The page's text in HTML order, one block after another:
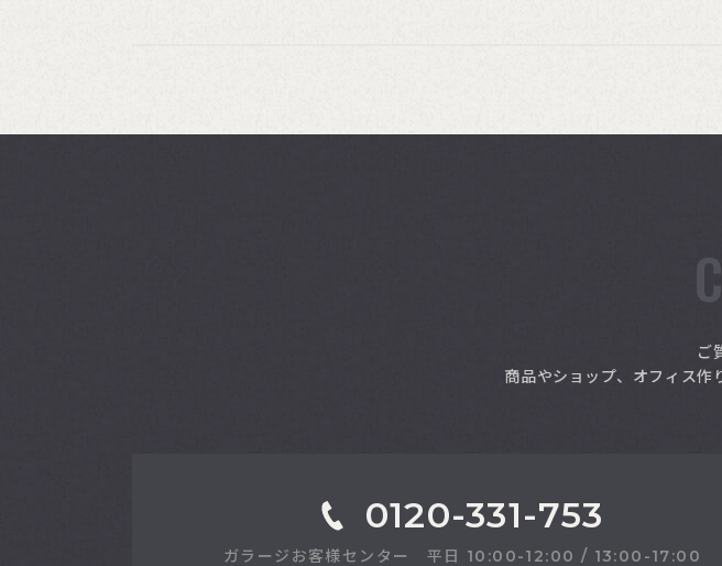
ご
商品やショップ、オフィス作
0120-331-753
ガラージお客様センター 平日 10:00-12:00 / 13:00-17:00